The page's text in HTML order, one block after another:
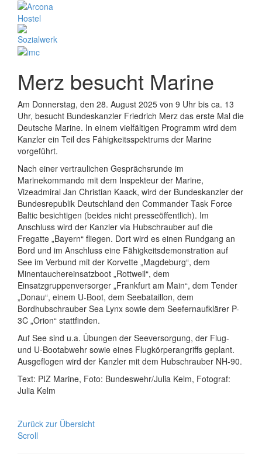
Merz besucht Marine
Am Donnerstag, den 28. August 2025 von 9 Uhr bis ca. 13
Uhr, besucht Bundeskanzler Friedrich Merz das erste Mal die
Deutsche Marine. In einem vielfältigen Programm wird dem
Kanzler ein Teil des Fähigkeitsspektrums der Marine
vorgeführt.
Nach einer vertraulichen Gesprächsrunde im
Marinekommando mit dem Inspekteur der Marine,
Vizeadmiral Jan Christian Kaack, wird der Bundeskanzler der
Bundesrepublik Deutschland den Commander Task Force
Baltic besichtigen (beides nicht presseöffentlich). Im
Anschluss wird der Kanzler via Hubschrauber auf die
Fregatte „Bayern“ fliegen. Dort wird es einen Rundgang an
Bord und im Anschluss eine Fähigkeitsdemonstration auf
See im Verbund mit der Korvette „Magdeburg“, dem
Minentauchereinsatzboot „Rottweil“, dem
Einsatzgruppenversorger „Frankfurt am Main“, dem Tender
„Donau“, einem U-Boot, dem Seebataillon, dem
Bordhubschrauber Sea Lynx sowie dem Seefernaufklärer P-
3C „Orion“ stattfinden.
Auf See sind u.a. Übungen der Seeversorgung, der Flug-
und U-Bootabwehr sowie eines Flugkörperangriffs geplant.
Ausgeflogen wird der Kanzler mit dem Hubschrauber NH-90.
Text: PIZ Marine, Foto: Bundeswehr/Julia Kelm, Fotograf:
Julia Kelm
Zurück zur Übersicht
Scroll